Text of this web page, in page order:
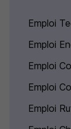
Emploi
Emploi
Emploi
Emploi
Emploi